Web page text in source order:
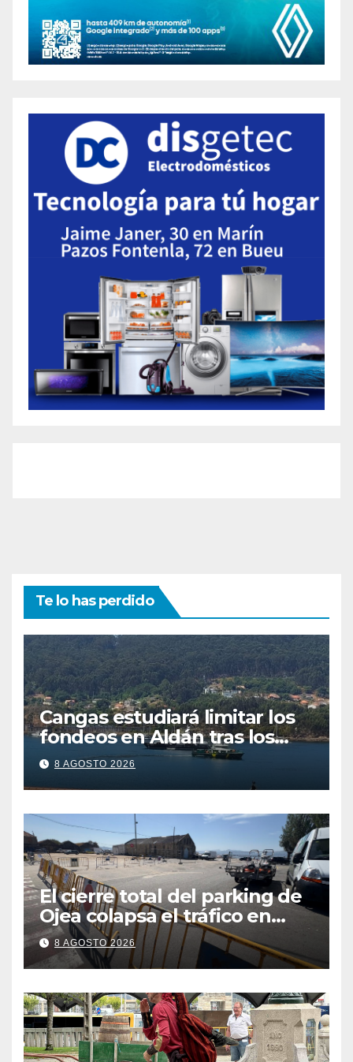
Te lo has perdido
Cangas estudiará limitar los
fondeos en Aldán tras los
últimos episodios de
contaminación en O Con
8 AGOSTO 2026
El cierre total del parking de
Ojea colapsa el tráfico en
Cangas
8 AGOSTO 2026